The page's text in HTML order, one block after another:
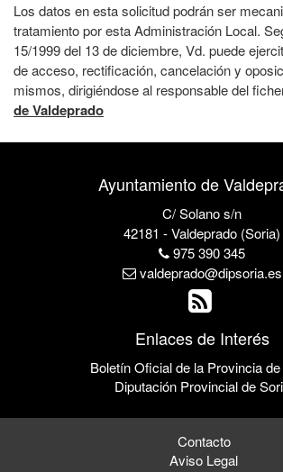
Los datos en esta solicitud podrán ser
tratamiento por esta Administración Local.
15/1999 del 13 de diciembre, Vd. puede
de acceso, rectificación, cancelación y
mismos, dirigiéndose al responsable del
de Valdeprado
Ayuntamiento de
C/ Solano s/n
42181 - Valdeprado (Soria)
975 390 345
valdeprado@dipsoria.es
Enlaces de Interés
Boletín Oficial de la Provincia
Diputación Provincial de
Contacto
Aviso Legal